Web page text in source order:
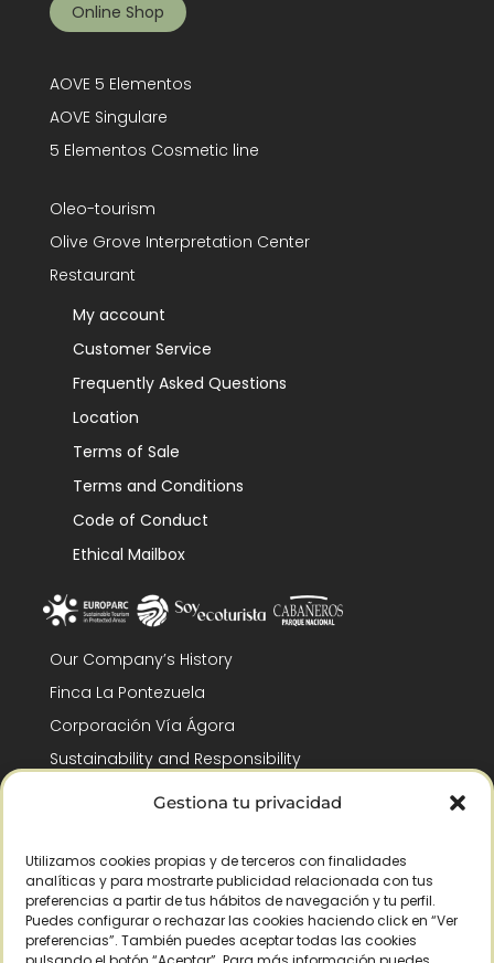
Gestiona tu privacidad
Utilizamos cookies propias y de terceros con finalidades
analíticas y para mostrarte publicidad relacionada con tus
preferencias a partir de tus hábitos de navegación y tu perfil.
Puedes configurar o rechazar las cookies haciendo click en “Ver
preferencias”. También puedes aceptar todas las cookies
Online Shop
AOVE 5 Elementos
AOVE Singulare
5 Elementos Cosmetic line
Oleo-tourism
Olive Grove Interpretation Center
Restaurant
My account
Customer Service
Frequently Asked Questions
Location
Terms of Sale
Terms and Conditions
Code of Conduct
Ethical Mailbox
Our Company’s History
Finca La Pontezuela
Corporación Vía Ágora
Sustainability and Responsibility
CSR and Fundación Gómez-Pintado
Recognitions